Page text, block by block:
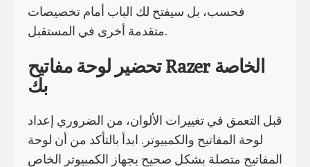
فحسب، بل سيفتح لك الباب أمام تخصيصات
متقدمة أخرى في المستقبل.
تحضير لوحة مفاتيح Razer الخاصة
بك
قبل التعمق في تغييرات الألوان، من الضروري إعداد
لوحة المفاتيح والكمبيوتر. ابدأ بالتأكد من أن لوحة
المفاتيح متصلة بشكل صحيح بجهاز الكمبيوتر الخاص